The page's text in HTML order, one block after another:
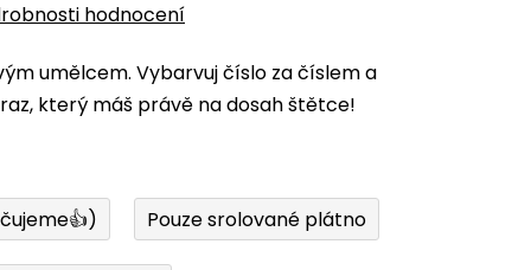
hodnocení
umělcem. Vybarvuj číslo za číslem a
který máš právě na dosah štětce!
Pouze srolované plátno